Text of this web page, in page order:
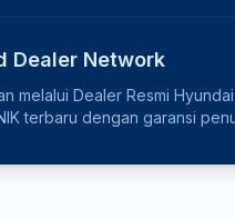
Dealer Network
melalui Dealer Resmi Hyundai
terbaru dengan garansi